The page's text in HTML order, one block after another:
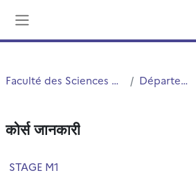
Faculté des Sciences et Technologies (FST) Département Chimie
कोर्स जानकारी
STAGE M1